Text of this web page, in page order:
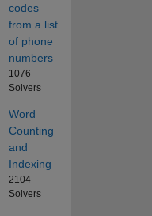
codes
from a list
of phone
numbers
1076
Solvers
Word
Counting
and
Indexing
2104
Solvers